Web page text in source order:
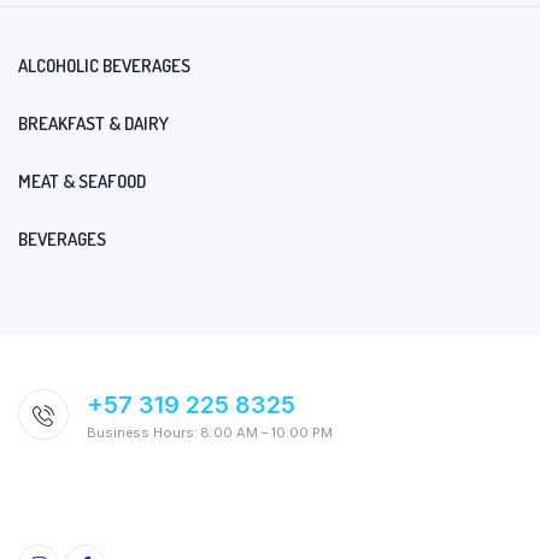
ALCOHOLIC BEVERAGES
BREAKFAST & DAIRY
MEAT & SEAFOOD
BEVERAGES
+57 319 225 8325
Business Hours: 8:00 AM – 10:00 PM